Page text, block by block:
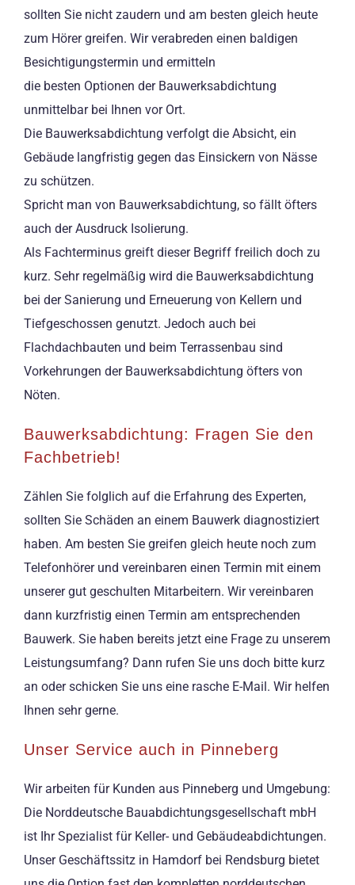
sollten Sie nicht zaudern und am besten gleich heute
zum Hörer greifen. Wir verabreden einen baldigen
Besichtigungstermin und ermitteln
die besten Optionen der Bauwerksabdichtung
unmittelbar bei Ihnen vor Ort.
Die Bauwerksabdichtung verfolgt die Absicht, ein
Gebäude langfristig gegen das Einsickern von Nässe
zu schützen.
Spricht man von Bauwerksabdichtung, so fällt öfters
auch der Ausdruck Isolierung.
Als Fachterminus greift dieser Begriff freilich doch zu
kurz. Sehr regelmäßig wird die Bauwerksabdichtung
bei der Sanierung und Erneuerung von Kellern und
Tiefgeschossen genutzt. Jedoch auch bei
Flachdachbauten und beim Terrassenbau sind
Vorkehrungen der Bauwerksabdichtung öfters von
Nöten.
Bauwerksabdichtung: Fragen Sie den
Fachbetrieb!
Zählen Sie folglich auf die Erfahrung des Experten,
sollten Sie Schäden an einem Bauwerk diagnostiziert
haben. Am besten Sie greifen gleich heute noch zum
Telefonhörer und vereinbaren einen Termin mit einem
unserer gut geschulten Mitarbeitern. Wir vereinbaren
dann kurzfristig einen Termin am entsprechenden
Bauwerk. Sie haben bereits jetzt eine Frage zu unserem
Leistungsumfang? Dann rufen Sie uns doch bitte kurz
an oder schicken Sie uns eine rasche E-Mail. Wir helfen
Ihnen sehr gerne.
Unser Service auch in Pinneberg
Wir arbeiten für Kunden aus Pinneberg und Umgebung:
Die Norddeutsche Bauabdichtungsgesellschaft mbH
ist Ihr Spezialist für Keller- und Gebäudeabdichtungen.
Unser Geschäftssitz in Hamdorf bei Rendsburg bietet